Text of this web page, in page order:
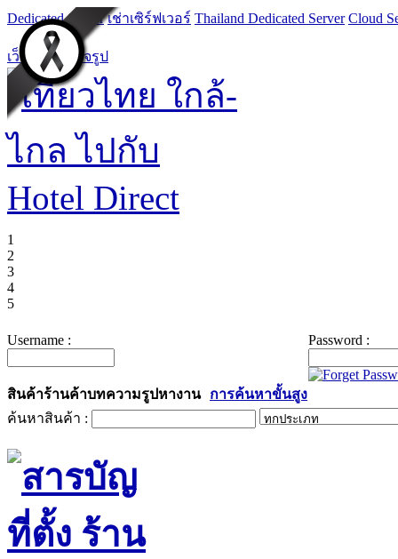
Dedicated Server เช่าเซิร์ฟเวอร์ Thailand Dedicated Server Cloud
เว็บไซต์สำเร็จรูป
1
2
3
4
5
Username : Password :
สินค้าร้านค้าบทความรูปหางาน
การค้นหาขั้นสูง
ค้นหาสินค้า :